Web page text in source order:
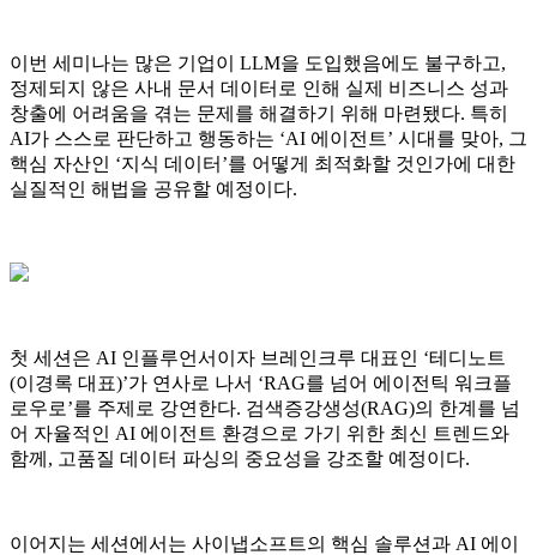
이번 세미나는 많은 기업이 LLM을 도입했음에도 불구하고,
정제되지 않은 사내 문서 데이터로 인해 실제 비즈니스 성과
창출에 어려움을 겪는 문제를 해결하기 위해 마련됐다. 특히
AI가 스스로 판단하고 행동하는 ‘AI 에이전트’ 시대를 맞아, 그
핵심 자산인 ‘지식 데이터’를 어떻게 최적화할 것인가에 대한
실질적인 해법을 공유할 예정이다.
첫 세션은 AI 인플루언서이자 브레인크루 대표인 ‘테디노트
(이경록 대표)’가 연사로 나서 ‘RAG를 넘어 에이전틱 워크플
로우로’를 주제로 강연한다. 검색증강생성(RAG)의 한계를 넘
어 자율적인 AI 에이전트 환경으로 가기 위한 최신 트렌드와
함께, 고품질 데이터 파싱의 중요성을 강조할 예정이다.
이어지는 세션에서는 사이냅소프트의 핵심 솔루션과 AI 에이